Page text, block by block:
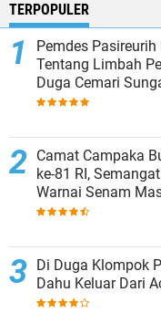
TERPOPULER
Pemdes
Tentang Limbah
Duga Cemari
Kesepakatan Tutup
Camat Campaka
ke-81 RI,
Warnai Senam
Karaoke Perangkat
Di Duga Klompok
Dahu Keluar Dari